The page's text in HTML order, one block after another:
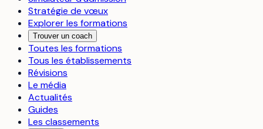
Stratégie de vœux
Explorer les formations
Trouver un coach
Toutes les formations
Tous les établissements
Révisions
Le média
Actualités
Guides
Les classements